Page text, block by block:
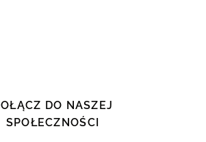
DO NASZEJ
SPOŁECZNOŚCI